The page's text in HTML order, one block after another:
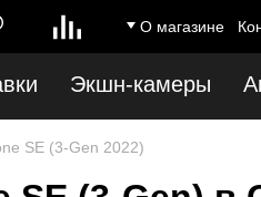
О магазине
Экшн-камеры
SE (3-Gen 2022)